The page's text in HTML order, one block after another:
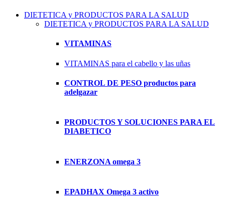
DIETETICA y PRODUCTOS PARA LA SALUD
DIETETICA y PRODUCTOS PARA LA SALUD
VITAMINAS
VITAMINAS para el cabello y las uñas
CONTROL DE PESO productos para
adelgazar
PRODUCTOS Y SOLUCIONES PARA EL
DIABETICO
ENERZONA omega 3
EPADHAX Omega 3 activo